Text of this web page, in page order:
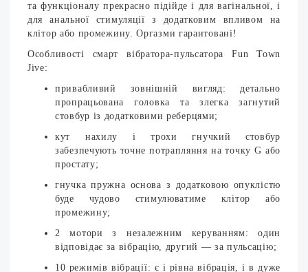
та функціоналу прекрасно підійде і для вагінальної, і
для анальної стимуляції з додатковим впливом на
клітор або промежину. Оргазми гарантовані!
Особливості смарт вібратора-пульсатора Fun Town
Jive:
привабливий зовнішній вигляд: детально
пропрацьована головка та злегка загнутий
стовбур із додатковими реберцями;
кут нахилу і трохи гнучкий стовбур
забезпечують точне потрапляння на точку G або
простату;
гнучка пружна основа з додатковою опуклістю
буде чудово стимулюватиме клітор або
промежину;
2 мотори з незалежним керуванням: один
відповідає за вібрацію, другий — за пульсацію;
10 режимів вібрації: є і рівна вібрація, і в дуже